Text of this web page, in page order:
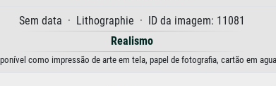
Sem data · Lithographie · ID da imagem: 11081
Realismo
como impressão de arte em tela, papel de fotografia, cartão em